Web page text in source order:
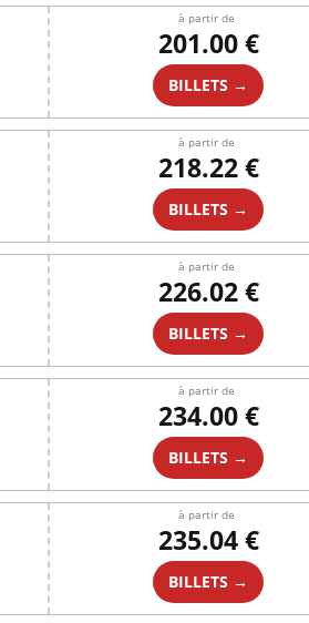
à partir de
201.00 €
BILLETS →
à partir de
218.22 €
BILLETS →
à partir de
226.02 €
BILLETS →
à partir de
234.00 €
BILLETS →
à partir de
235.04 €
BILLETS →